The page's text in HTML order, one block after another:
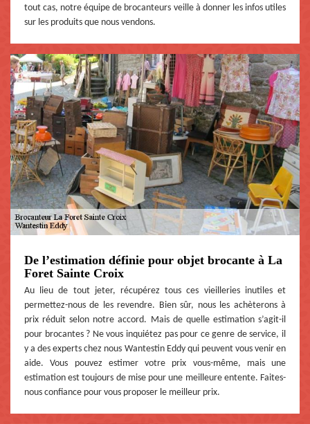
tout cas, notre équipe de brocanteurs veille à donner les infos utiles
sur les produits que nous vendons.
De l’estimation définie pour objet brocante à La
Foret Sainte Croix
Au lieu de tout jeter, récupérez tous ces vieilleries inutiles et
permettez-nous de les revendre. Bien sûr, nous les achèterons à
prix réduit selon notre accord. Mais de quelle estimation s’agit-il
pour brocantes ? Ne vous inquiétez pas pour ce genre de service, il
y a des experts chez nous Wantestin Eddy qui peuvent vous venir en
aide. Vous pouvez estimer votre prix vous-même, mais une
estimation est toujours de mise pour une meilleure entente. Faites-
nous confiance pour vous proposer le meilleur prix.